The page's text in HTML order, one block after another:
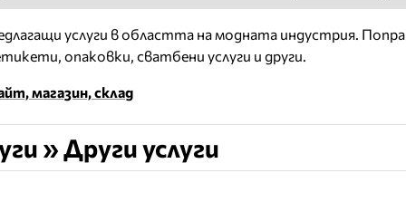
услуги в областта на модната индустрия.
опаковки, сватбени услуги и други.
магазин, склад
» Други услуги